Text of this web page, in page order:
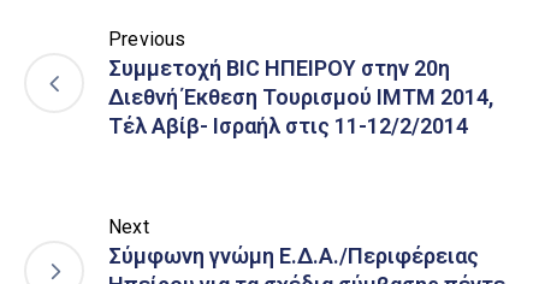
Previous
Συμμετοχή BIC ΗΠΕΙΡΟΥ στην 20η
Διεθνή Έκθεση Τουρισμού IMTM 2014,
Τέλ Αβίβ- Ισραήλ στις 11-12/2/2014
Next
Σύμφωνη γνώμη Ε.Δ.Α./Περιφέρειας